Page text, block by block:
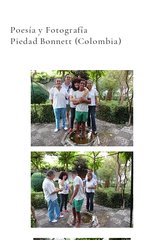
Poesía y Fotografía
Piedad Bonnett (Colombia)